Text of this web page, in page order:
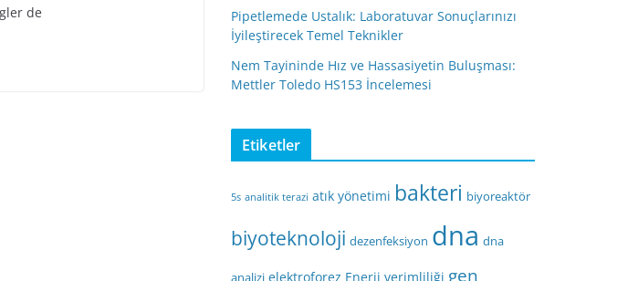
de
Pipetlemede Ustalık: Laboratuvar Sonuçlarınızı
İyileştirecek Temel Teknikler
Nem Tayininde Hız ve Hassasiyetin Buluşması:
Mettler Toledo HS153 İncelemesi
Etiketler
5s analitik terazi atık yönetimi bakteri biyoreaktör
biyoteknoloji dezenfeksiyon dna dna
analizi elektroforez Enerji verimliliği gen